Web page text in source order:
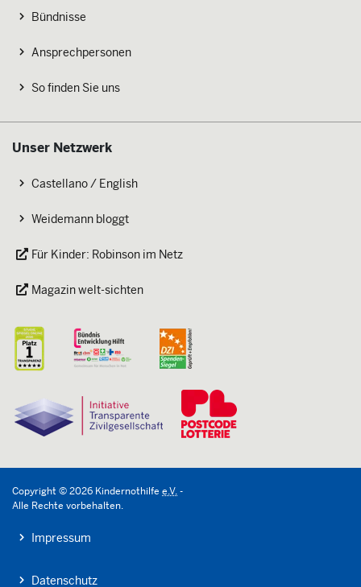
Bündnisse
Ansprechpersonen
So finden Sie uns
Unser Netzwerk
Castellano / English
Weidemann bloggt
Für Kinder: Robinson im Netz
Magazin welt-sichten
Copyright ©2026 Kindernothilfe e.V.-
Alle Rechte vorbehalten.
Impressum
Datenschutz